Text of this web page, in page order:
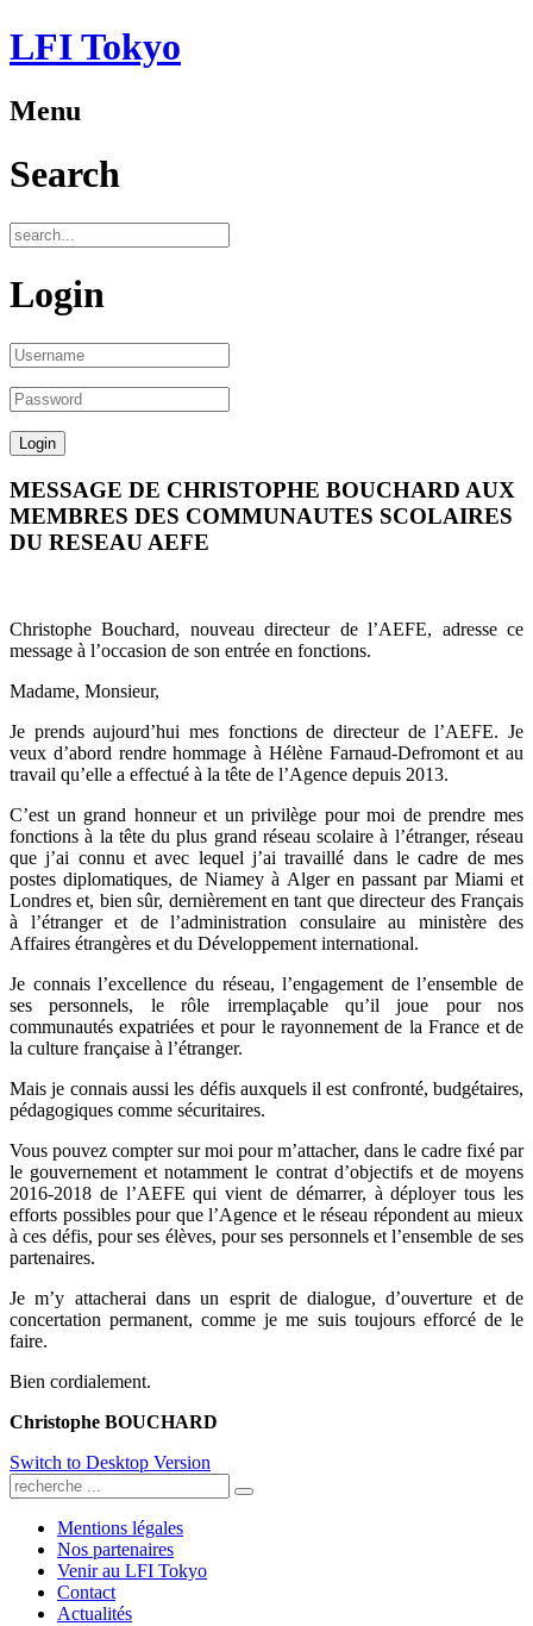
LFI Tokyo
Menu
Search
Login
MESSAGE DE CHRISTOPHE BOUCHARD AUX
MEMBRES DES COMMUNAUTES SCOLAIRES
DU RESEAU AEFE
Christophe Bouchard, nouveau directeur de l’AEFE, adresse ce
message à l’occasion de son entrée en fonctions.
Madame, Monsieur,
Je prends aujourd’hui mes fonctions de directeur de l’AEFE. Je
veux d’abord rendre hommage à Hélène Farnaud-Defromont et au
travail qu’elle a effectué à la tête de l’Agence depuis 2013.
C’est un grand honneur et un privilège pour moi de prendre mes
fonctions à la tête du plus grand réseau scolaire à l’étranger, réseau
que j’ai connu et avec lequel j’ai travaillé dans le cadre de mes
postes diplomatiques, de Niamey à Alger en passant par Miami et
Londres et, bien sûr, dernièrement en tant que directeur des Français
à l’étranger et de l’administration consulaire au ministère des
Affaires étrangères et du Développement international.
Je connais l’excellence du réseau, l’engagement de l’ensemble de
ses personnels, le rôle irremplaçable qu’il joue pour nos
communautés expatriées et pour le rayonnement de la France et de
la culture française à l’étranger.
Mais je connais aussi les défis auxquels il est confronté, budgétaires,
pédagogiques comme sécuritaires.
Vous pouvez compter sur moi pour m’attacher, dans le cadre fixé par
le gouvernement et notamment le contrat d’objectifs et de moyens
2016-2018 de l’AEFE qui vient de démarrer, à déployer tous les
efforts possibles pour que l’Agence et le réseau répondent au mieux
à ces défis, pour ses élèves, pour ses personnels et l’ensemble de ses
partenaires.
Je m’y attacherai dans un esprit de dialogue, d’ouverture et de
concertation permanent, comme je me suis toujours efforcé de le
faire.
Bien cordialement.
Christophe BOUCHARD
Switch to Desktop Version
Mentions légales
Nos partenaires
Venir au LFI Tokyo
Contact
Actualités